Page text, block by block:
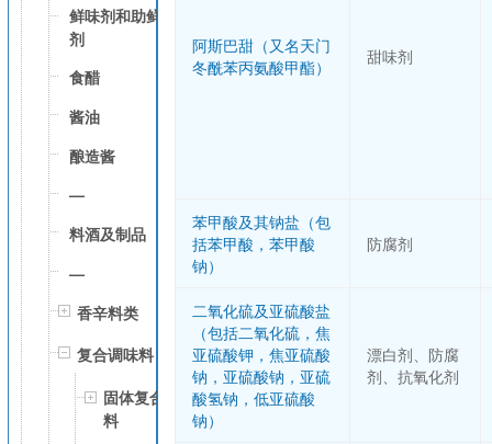
鲜味剂和助鲜
剂
食醋
酱油
酿造酱
—
料酒及制品
—
香辛料类
复合调味料
固体复合调味
料
阿斯巴甜（又名天门
冬酰苯丙氨酸甲酯）
甜味剂
苯甲酸及其钠盐（包
括苯甲酸，苯甲酸
钠）
防腐剂
二氧化硫及亚硫酸盐
（包括二氧化硫，焦
亚硫酸钾，焦亚硫酸
钠，亚硫酸钠，亚硫
酸氢钠，低亚硫酸
钠）
漂白剂、防腐
剂、抗氧化剂